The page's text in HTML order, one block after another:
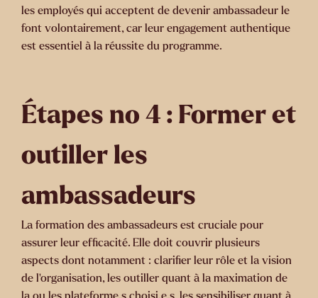
les employés qui acceptent de devenir ambassadeur le
font volontairement, car leur engagement authentique
est essentiel à la réussite du programme.
Étapes no 4 : Former et
outiller les
ambassadeurs
La formation des ambassadeurs est cruciale pour
assurer leur efficacité. Elle doit couvrir plusieurs
aspects dont notamment : clarifier leur rôle et la vision
de l’organisation, les outiller quant à la maximation de